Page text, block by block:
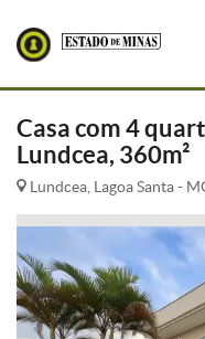
Casa com 4
Lundcea, 360m²
Lundcea, Lagoa Santa -